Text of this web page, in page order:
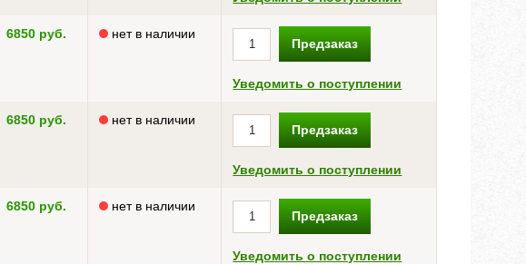
6850 руб. нет в наличии
Предзаказ
Уведомить о поступлении
6850 руб. нет в наличии
Предзаказ
Уведомить о поступлении
6850 руб. нет в наличии
Предзаказ
Уведомить о поступлении